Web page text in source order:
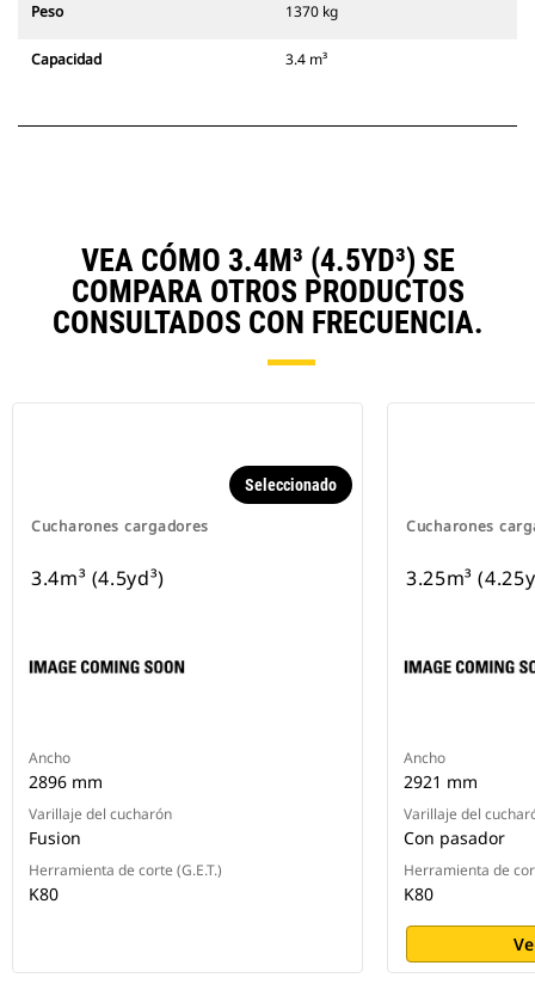
Peso 1370 kg
Capacidad 3.4 m³
VEA CÓMO 3.4M³ (4.5YD³) SE
COMPARA OTROS PRODUCTOS
CONSULTADOS CON FRECUENCIA.
Cucharones cargadores
Seleccionado
3.4m³ (4.5yd³)
Ancho
2896 mm
Varillaje del cucharón
Fusion
Herramienta de corte (G.E.T.)
K80
Cucharones
3.25m³
Ancho
2921 mm
Varillaje del
Con pasador
Herramienta de
K80